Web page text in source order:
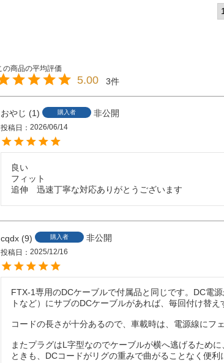
5.00 3
おやじ 1 購入者 非公開
投稿日 2026/06/14
良い
フィット
追伸　迅速丁寧な対応ありがとうございます
cqdx 9 購入者 非公開
投稿日 2025/12/16
FTX-1専用のDCケーブルで付属品と同じです。DC電
トなど）にサブのDCケーブルがあれば、毎回付け替え
コードの長さが十分あるので、車載時は、電源線にフ
またプラグはL字型なのでケーブルが横へ逃げるため
ときも、DCコードがリグの重みで曲がることなく便利